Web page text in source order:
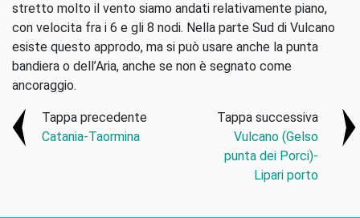
stretto molto il vento siamo andati relativamente piano,
con velocita fra i 6 e gli 8 nodi. Nella parte Sud di Vulcano
esiste questo approdo, ma si può usare anche la punta
bandiera o dell’Aria, anche se non è segnato come
ancoraggio.
Tappa precedente
Catania-Taormina
Tappa successiva
Vulcano (Gelso
punta dei Porci)-
Lipari porto